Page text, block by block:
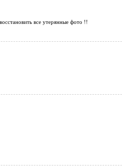
все утерянные фото !!